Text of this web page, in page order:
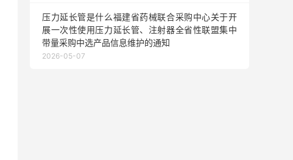
压力延长管是什么福建省药械联合采购中心关于开
展一次性使用压力延长管、注射器全省性联盟集中
带量采购中选产品信息维护的通知
2026-05-07